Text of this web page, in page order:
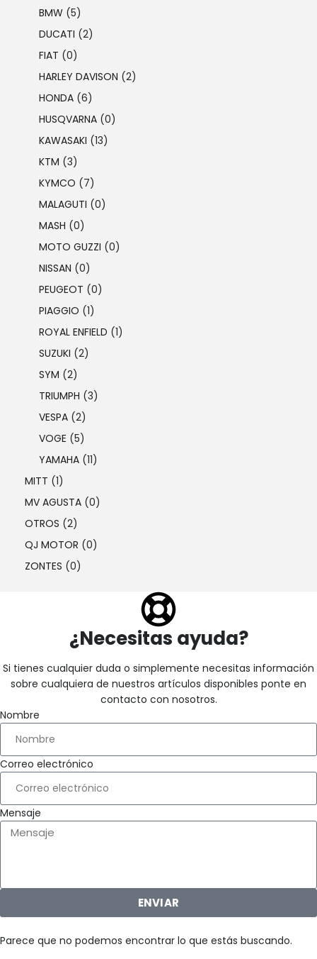
BMW (5)
DUCATI (2)
FIAT (0)
HARLEY DAVISON (2)
HONDA (6)
HUSQVARNA (0)
KAWASAKI (13)
KTM (3)
KYMCO (7)
MALAGUTI (0)
MASH (0)
MOTO GUZZI (0)
NISSAN (0)
PEUGEOT (0)
PIAGGIO (1)
ROYAL ENFIELD (1)
SUZUKI (2)
SYM (2)
TRIUMPH (3)
VESPA (2)
VOGE (5)
YAMAHA (11)
MITT (1)
MV AGUSTA (0)
OTROS (2)
QJ MOTOR (0)
ZONTES (0)
¿Necesitas ayuda?
Si tienes cualquier duda o simplemente necesitas información
sobre cualquiera de nuestros artículos disponibles ponte en
contacto con nosotros.
Nombre
Correo electrónico
Mensaje
ENVIAR
Parece que no podemos encontrar lo que estás buscando.